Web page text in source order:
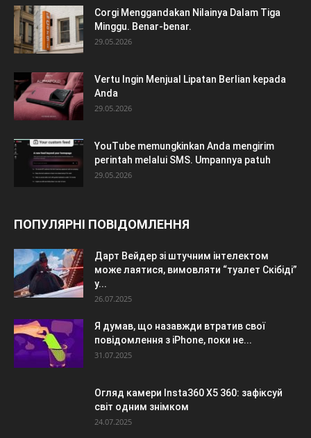
Corgi Menggandakan Nilainya Dalam Tiga
Minggu. Benar-benar.
29.05.2026
Vertu Ingin Menjual Lipatan Berlian kepada
Anda
29.05.2026
YouTube memungkinkan Anda mengirim
perintah melalui SMS. Umpannya patuh
29.05.2026
ПОПУЛЯРНІ ПОВІДОМЛЕННЯ
Дарт Вейдер зі штучним інтелектом
може лаятися, вимовляти “туалет Скібіді”
у...
26.07.2025
Я думав, що назавжди втратив свої
повідомлення з iPhone, поки не...
31.07.2025
Огляд камери Insta360 X5 360: зафіксуй
світ одним знімком
24.07.2025